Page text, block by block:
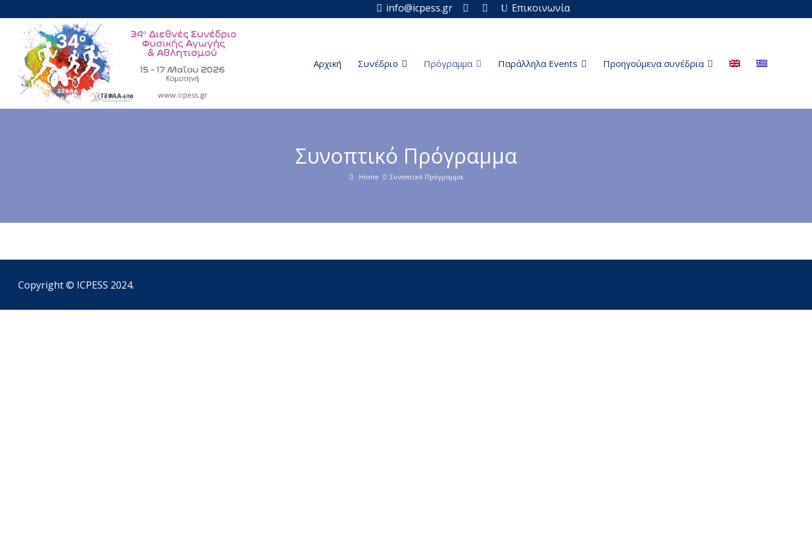
info@icpess.gr Επικοινωνία
Αρχική Συνέδριο Πρόγραμμα Παράλληλα Events Προηγούμενα συνέδρια
Συνοπτικό Πρόγραμμα
Home Συνοπτικό Πρόγραμμα
Copyright © ICPESS 2024.